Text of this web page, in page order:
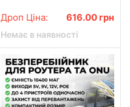
APP:V380PRO 4MP
Дроп Ціна: 616.00 грн
Немає в наявності